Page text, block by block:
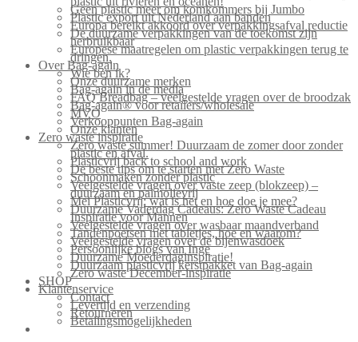
Geen plastic meer om komkommers bij Jumbo
Plastic export uit Nederland aan banden
Europa bereikt akkoord over verpakkingsafval reductie
De duurzame verpakkingen van de toekomst zijn
herbruikbaar
Europese maatregelen om plastic verpakkingen terug te
dringen.
Over Bag-again
Wie ben ik?
Onze duurzame merken
Bag-again in de media
FAQ Breadbag – veelgestelde vragen over de broodzak
Bag-again® voor retailers/wholesale
MVO
Verkooppunten Bag-again
Onze klanten
Zero waste inspiratie
Zero waste summer! Duurzaam de zomer door zonder
plastic en afval.
Plasticvrij back to school and work
De beste tips om te starten met Zero Waste
Schoonmaken zonder plastic
Veelgestelde vragen over vaste zeep (blokzeep) –
duurzaam en palmolievrij
Mei Plasticvrij: wat is het en hoe doe je mee?
Duurzame Vaderdag Cadeaus: Zero Waste Cadeau
Inspiratie voor Mannen
Veelgestelde vragen over wasbaar maandverband
Tandenpoetsen met tabletjes, hoe en waarom?
Veelgestelde vragen over de bijenwasdoek
Persoonlijke blogs van Inge
Duurzame Moederdaginspiratie!
Duurzaam plasticvrij kerstpakket van Bag-again
Zero waste December-inspiratie
SHOP
Klantenservice
Contact
Levertijd en verzending
Retourneren
Betalingsmogelijkheden